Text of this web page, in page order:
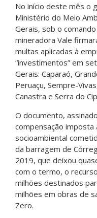
No início deste mês o
Ministério do Meio
Gerais, sob o
mineradora Vale
multas aplicadas à
“investimentos” em
Gerais: Caparaó,
Peruaçu, Sempre-
Canastra e Serra do
O documento,
compensação imposta
socioambiental
da barragem de
2019, que deixou
com o termo, o
milhões destinados
milhões em obras de
Zero.